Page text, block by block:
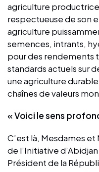
agriculture
respectueuse de son
agriculture
semences, intrants,
pour des rendements
standards actuels sur
une agriculture
chaînes de valeurs
« Voici le sens
C’est là, Mesdames
de l’Initiative
Président de la